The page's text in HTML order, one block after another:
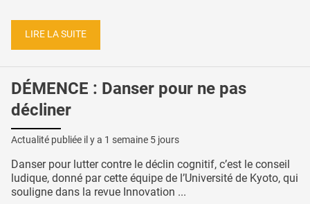
LIRE LA SUITE
DÉMENCE : Danser pour ne pas
décliner
Actualité publiée il y a 1 semaine 5 jours
Danser pour lutter contre le déclin cognitif, c’est le conseil
ludique, donné par cette équipe de l’Université de Kyoto, qui
souligne dans la revue Innovation ...